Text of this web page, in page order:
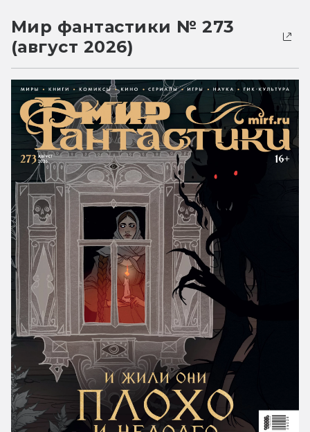
Мир фантастики № 273
(август 2026)